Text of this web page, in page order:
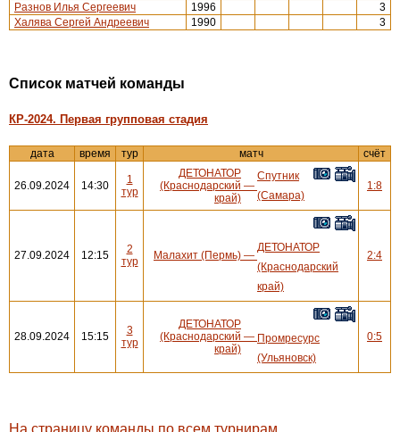
Разнов Илья Сергеевич
1996
3
Халява Сергей Андреевич
1990 3
Cписок матчей команды
КР-2024. Первая групповая стадия
дата время тур матч счёт
26.09.2024 14:30
1
тур
ДЕТОНАТОР
(Краснодарский
край)
—
Спутник
(Самара)
1:8
27.09.2024 12:15
2
тур
Малахит (Пермь) —
ДЕТОНАТОР
(Краснодарский
край)
2:4
28.09.2024 15:15
3
тур
ДЕТОНАТОР
(Краснодарский
край)
— Промресурс
(Ульяновск)
0:5
На страницу команды по всем турнирам